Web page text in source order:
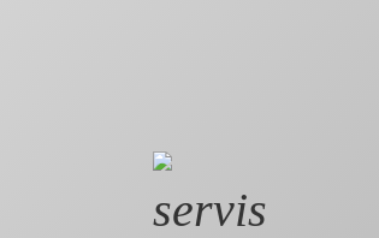
servis